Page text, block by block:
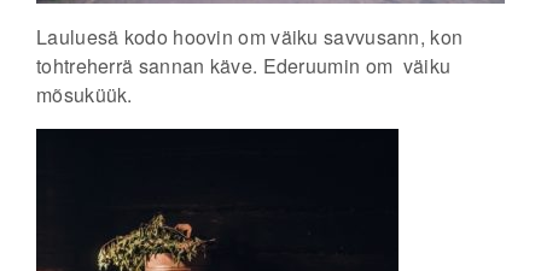
Lauluesä kodo hoovin om väiku savvusann, kon
tohtreherrä sannan käve. Ederuumin om väiku
mõsuküük.